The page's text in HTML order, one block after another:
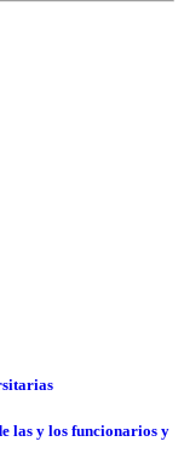
las y los funcionarios y